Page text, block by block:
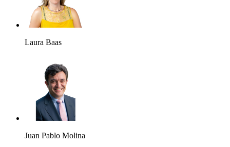
Laura Baas
Juan Pablo Molina